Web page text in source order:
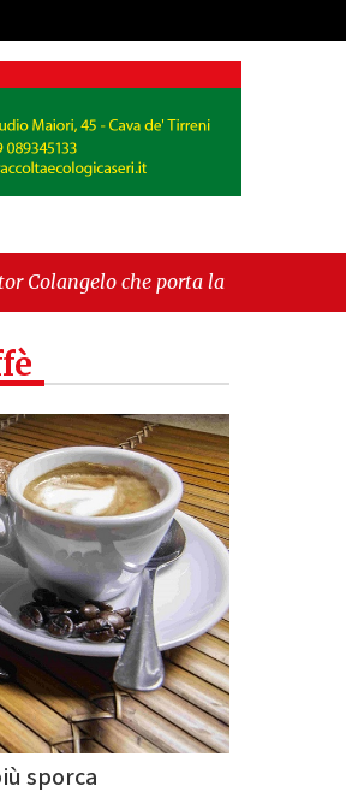
la cardioprotezione tra
«Non ci fermeremo»"
sporca